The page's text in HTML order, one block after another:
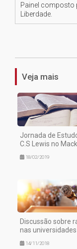
Painel composto
Liberdade.
Veja mais
Jornada de
C.S Lewis no
18/02/2019
Discussão sobre
nas universidades
14/11/2018